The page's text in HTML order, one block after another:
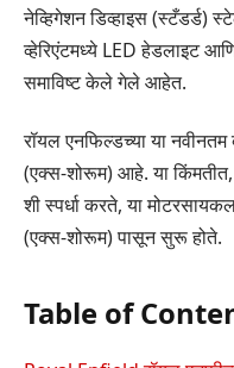
नेव्हिगेशन डिव्हाइस (स्टँडर्ड)
व्हेरिएंटमध्ये LED हेडलाइट
समाविष्ट केले गेले आहेत.
रॉयल एनफिल्डच्या या
(एक्स-शोरूम) आहे. या
शी स्पर्धा करते, या
(एक्स-शोरूम) पासून सुरू होते.
Table of